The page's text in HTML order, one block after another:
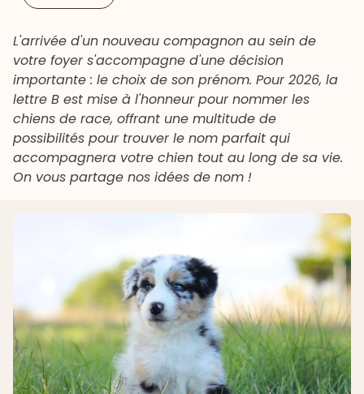
L'arrivée d'un nouveau compagnon au sein de
votre foyer s'accompagne d'une décision
importante : le choix de son prénom. Pour 2026, la
lettre B est mise à l'honneur pour nommer les
chiens de race, offrant une multitude de
possibilités pour trouver le nom parfait qui
accompagnera votre chien tout au long de sa vie.
On vous partage nos idées de nom !